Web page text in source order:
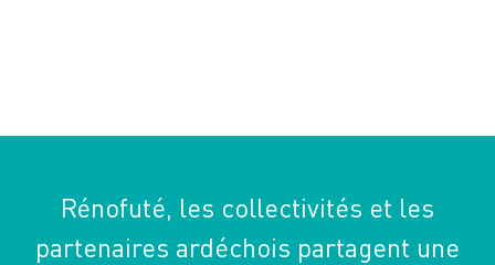
Rénofuté, les collectivités et les
partenaires ardéchois partagent une